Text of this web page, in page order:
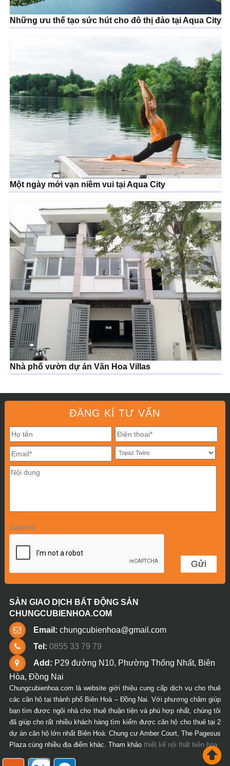
Những ưu thế tạo sức hút cho đô thị đảo tại Aqua City
Một ngày mới vạn niềm vui tại Aqua City
Nhà phố vườn dự án Văn Hoa Villas
ĐĂNG KÍ TƯ VẤN
Captcha
SÀN GIAO DỊCH BẤT ĐỘNG SẢN
CHUNGCUBIENHOA.COM
Email: chungcubienhoa@gmail.com
Tel: 0855 33 79 79
Add: P29 đường N10, Phường Thống Nhất, Biên
Hòa, Đồng Nai
Chungcubienhoa.com là website giới thiệu cung cấp dịch vụ cho thuê
các căn hộ tại thành phố Biên Hoà – Đồng Nai. Với phương châm giúp
bạn tìm được ngôi nhà cho thuê thuận tiện và phù hợp nhất, chúng tôi
đã giúp cho rất nhiều khách hàng tìm kiếm được căn hộ cho thuê tại 2
dự án căn hộ lớn nhất Biên Hoà: Chung cư Amber Court, The Pagesus
Plaza cùng nhiều địa điểm khác. Tham khảo thiết kế nội thất biên hòa